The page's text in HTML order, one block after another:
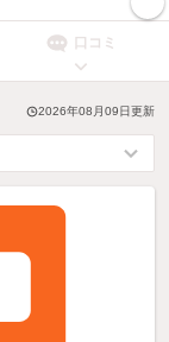
口コミ
2026年08月09日更新